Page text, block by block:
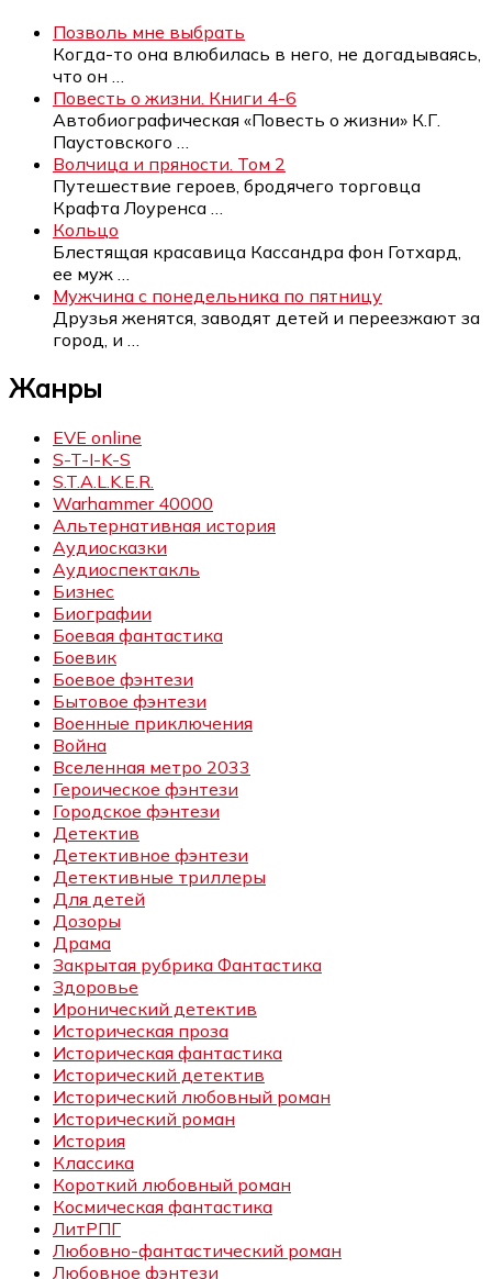
Позволь мне выбрать
Когда-то она влюбилась в него, не догадываясь,
что он
Повесть о жизни. Книги 4-6
Автобиографическая «Повесть о жизни» К.Г.
Паустовского
Волчица и пряности. Том 2
Путешествие героев, бродячего торговца
Крафта Лоуренса
Кольцо
Блестящая красавица Кассандра фон Готхард,
ее муж
Мужчина с понедельника по пятницу
Друзья женятся, заводят детей и переезжают за
город, и
Жанры
EVE online
S-T-I-K-S
S.T.A.L.K.E.R.
Warhammer 40000
Альтернативная история
Аудиосказки
Аудиоспектакль
Бизнес
Биографии
Боевая фантастика
Боевик
Боевое фэнтези
Бытовое фэнтези
Военные приключения
Война
Вселенная метро 2033
Героическое фэнтези
Городское фэнтези
Детектив
Детективное фэнтези
Детективные триллеры
Для детей
Дозоры
Драма
Закрытая рубрика Фантастика
Здоровье
Иронический детектив
Историческая проза
Историческая фантастика
Исторический детектив
Исторический любовный роман
Исторический роман
История
Классика
Короткий любовный роман
Космическая фантастика
ЛитРПГ
Любовно-фантастический роман
Любовное фэнтези